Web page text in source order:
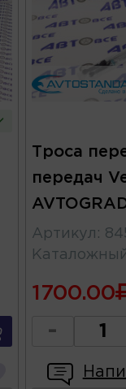
Троса
передач
Артикул :
1700.00
-